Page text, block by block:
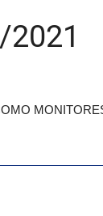
2021